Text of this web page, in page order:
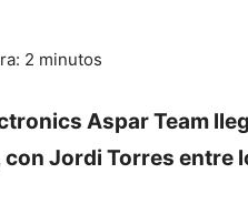
2 minutos
Aspar Team
Jordi Torres entre